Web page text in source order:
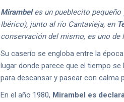
Mirambeles un pueblecito pequeño
Ibérico), junto al río Cantavieja, en
conservación del mismo, es uno
Su caserío se engloba entre la
lugar donde parece que el tiempo
para descansar y pasear con calma
En el año 1980, Mirambel es